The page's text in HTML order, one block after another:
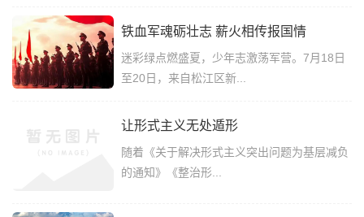
铁血军魂砺壮志 薪火相传报国情
迷彩绿点燃盛夏，少年志激荡军营。7月18日
至20日，来自松江区新...
让形式主义无处遁形
随着《关于解决形式主义突出问题为基层减负
的通知》《整治形...